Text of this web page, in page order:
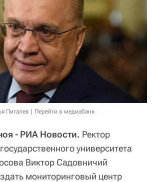
Питалев Перейти в медиабанк
- РИА Новости. Ректор
университета
Виктор Садовничий
мониторинговый центр